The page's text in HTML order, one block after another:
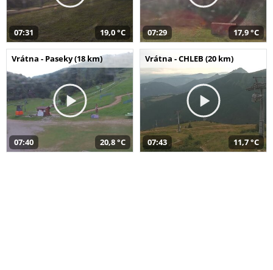
07:31 19,0 °C 07:29 17,9 °C
Vrátna - Paseky (18 km)
07:40 20,8 °C
Vrátna - CHLEB (20 km)
07:43 11,7 °C